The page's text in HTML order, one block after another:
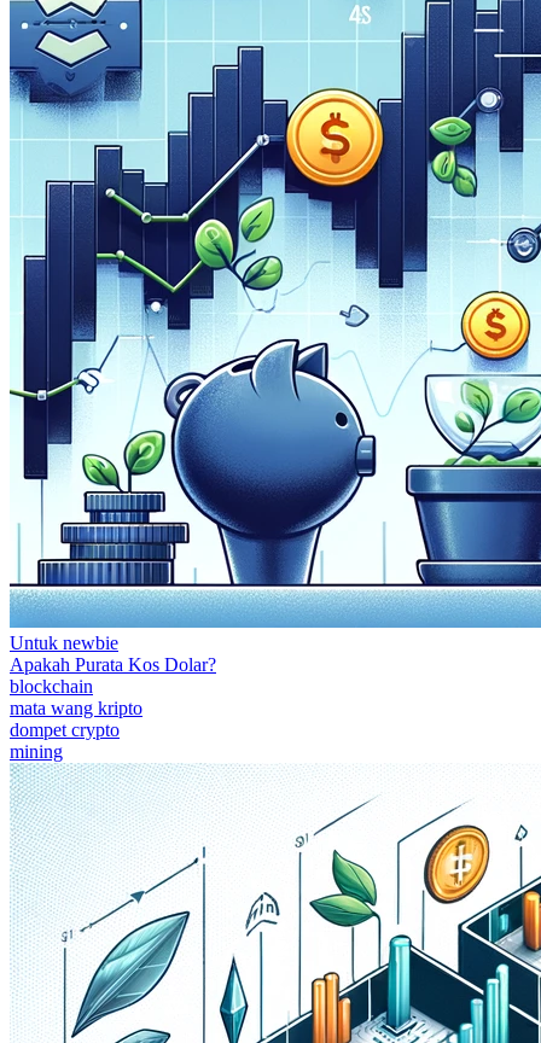
Untuk newbie
Apakah Purata Kos Dolar?
blockchain
mata wang kripto
dompet crypto
mining